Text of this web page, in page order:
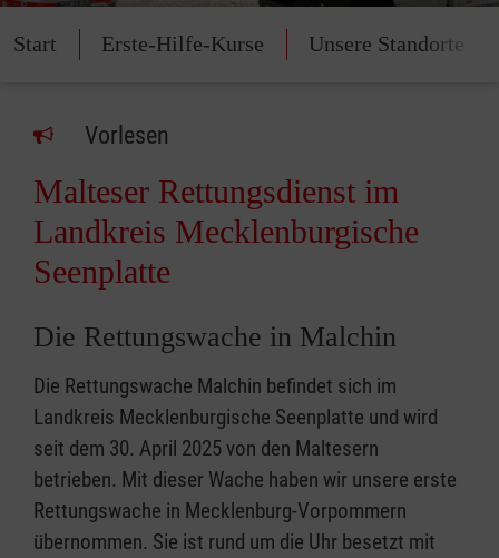
Start Erste-Hilfe-Kurse Unsere Standorte
Vorlesen
Malteser Rettungsdienst im
Landkreis Mecklenburgische
Seenplatte
Die Rettungswache in Malchin
Die Rettungswache Malchin befindet sich im
Landkreis Mecklenburgische Seenplatte und wird
seit dem 30. April 2025 von den Maltesern
betrieben. Mit dieser Wache haben wir unsere erste
Rettungswache in Mecklenburg-Vorpommern
übernommen. Sie ist rund um die Uhr besetzt mit